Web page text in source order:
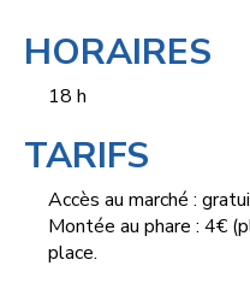
HORAIRES
18 h
TARIFS
Accès au marché :
Montée au phare : 4€
place.